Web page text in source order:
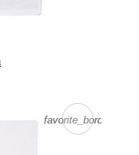
favorite_border
favorite_border